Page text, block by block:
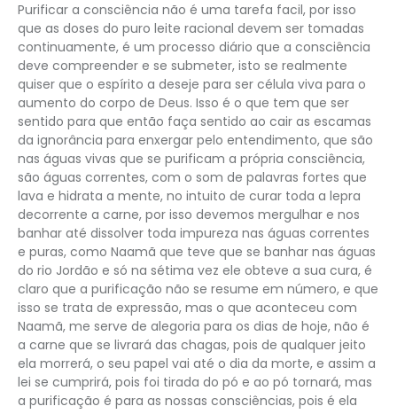
Purificar a consciência não é uma tarefa facil, por isso
que as doses do puro leite racional devem ser tomadas
continuamente, é um processo diário que a consciência
deve compreender e se submeter, isto se realmente
quiser que o espírito a deseje para ser célula viva para o
aumento do corpo de Deus. Isso é o que tem que ser
sentido para que então faça sentido ao cair as escamas
da ignorância para enxergar pelo entendimento, que são
nas águas vivas que se purificam a própria consciência,
são águas correntes, com o som de palavras fortes que
lava e hidrata a mente, no intuito de curar toda a lepra
decorrente a carne, por isso devemos mergulhar e nos
banhar até dissolver toda impureza nas águas correntes
e puras, como Naamã que teve que se banhar nas águas
do rio Jordão e só na sétima vez ele obteve a sua cura, é
claro que a purificação não se resume em número, e que
isso se trata de expressão, mas o que aconteceu com
Naamã, me serve de alegoria para os dias de hoje, não é
a carne que se livrará das chagas, pois de qualquer jeito
ela morrerá, o seu papel vai até o dia da morte, e assim a
lei se cumprirá, pois foi tirada do pó e ao pó tornará, mas
a purificação é para as nossas consciências, pois é ela